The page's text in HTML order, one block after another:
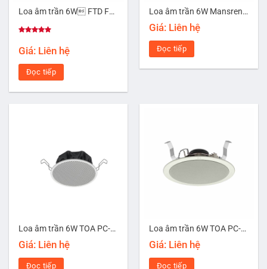
Loa âm trần 6W FTD FCS-706
hạng
5.00
5 sao
Giá: Liên hệ
Đọc tiếp
Loa âm trần 6W Mansren PC-806
Giá: Liên hệ
Đọc tiếp
Loa âm trần 6W TOA PC-1860
Giá: Liên hệ
Đọc tiếp
Loa âm trần 6W TOA PC-2869
Giá: Liên hệ
Đọc tiếp